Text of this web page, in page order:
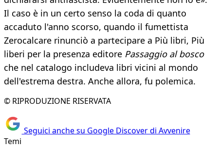
Il caso è in un certo senso la coda di quanto
accaduto l'anno scorso, quando il fumettista
Zerocalcare rinunciò a partecipare a Più libri, Più
liberi per la presenza editore Passaggio al bosco
che nel catalogo includeva libri vicini al mondo
dell'estrema destra. Anche allora, fu polemica.
© RIPRODUZIONE RISERVATA
Seguici anche su Google Discover di Avvenire
Temi